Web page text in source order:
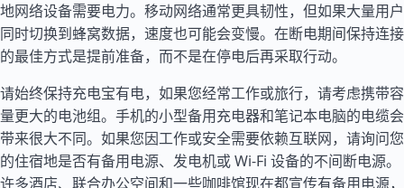
地网络设备需要电力。移动网络通常更具韧性，但如果大量用户
同时切换到蜂窝数据，速度也可能会变慢。在断电期间保持连接
的最佳方式是提前准备，而不是在停电后再采取行动。
请始终保持充电宝有电，如果您经常工作或旅行，请考虑携带容
量更大的电池组。手机的小型备用充电器和笔记本电脑的电缆会
带来很大不同。如果您因工作或安全需要依赖互联网，请询问您
的住宿地是否有备用电源、发电机或 Wi-Fi 设备的不间断电源。
许多酒店、联合办公空间和一些咖啡馆现在都宣传有备用电源，